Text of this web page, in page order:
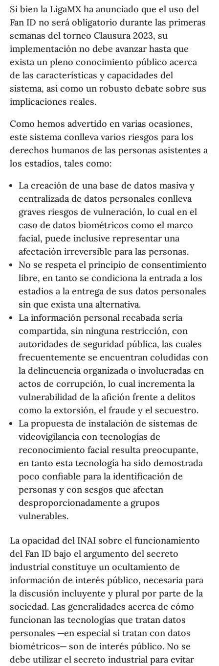
Si bien la LigaMX ha anunciado que el uso del
Fan ID no será obligatorio durante las primeras
semanas del torneo Clausura 2023, su
implementación no debe avanzar hasta que
exista un pleno conocimiento público acerca
de las características y capacidades del
sistema, así como un robusto debate sobre sus
implicaciones reales.
Como hemos advertido en varias ocasiones,
este sistema conlleva varios riesgos para los
derechos humanos de las personas asistentes a
los estadios, tales como:
La creación de una base de datos masiva y
centralizada de datos personales conlleva
graves riesgos de vulneración, lo cual en el
caso de datos biométricos como el marco
facial, puede inclusive representar una
afectación irreversible para las personas.
No se respeta el principio de consentimiento
libre, en tanto se condiciona la entrada a los
estadios a la entrega de sus datos personales
sin que exista una alternativa.
La información personal recabada sería
compartida, sin ninguna restricción, con
autoridades de seguridad pública, las cuales
frecuentemente se encuentran coludidas con
la delincuencia organizada o involucradas en
actos de corrupción, lo cual incrementa la
vulnerabilidad de la afición frente a delitos
como la extorsión, el fraude y el secuestro.
La propuesta de instalación de sistemas de
videovigilancia con tecnologías de
reconocimiento facial resulta preocupante,
en tanto esta tecnología ha sido demostrada
poco confiable para la identificación de
personas y con sesgos que afectan
desproporcionadamente a grupos
vulnerables.
La opacidad del INAI sobre el funcionamiento
del Fan ID bajo el argumento del secreto
industrial constituye un ocultamiento de
información de interés público, necesaria para
la discusión incluyente y plural por parte de la
sociedad. Las generalidades acerca de cómo
funcionan las tecnologías que tratan datos
personales ─en especial si tratan con datos
biométricos─ son de interés público. No se
debe utilizar el secreto industrial para evitar